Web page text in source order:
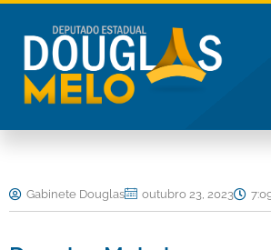
conteúdo
Gabinete Douglas outubro 23, 2023